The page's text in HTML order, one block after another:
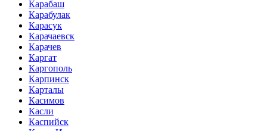
Карабаш
Карабулак
Карасук
Карачаевск
Карачев
Каргат
Каргополь
Карпинск
Карталы
Касимов
Касли
Каспийск